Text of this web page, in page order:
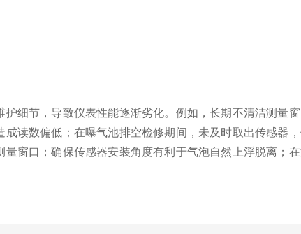
节，导致仪表性能逐渐劣化。例如，长期不清洁测量
读数偏低；在曝气池排空检修期间，未及时取出传感器
窗口；确保传感器安装角度有利于气泡自然上浮脱离；